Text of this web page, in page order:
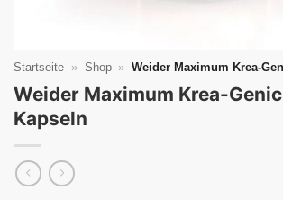
Startseite » Shop » Weider Maximum Krea-
Weider Maximum Krea-
Kapseln